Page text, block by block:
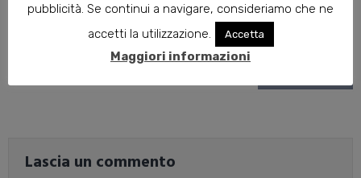
Navigazione
Lascia un commento
pubblicità. Se continui a navigare, consideriamo che ne
accetti la utilizzazione.
Accetta
Maggiori informazioni